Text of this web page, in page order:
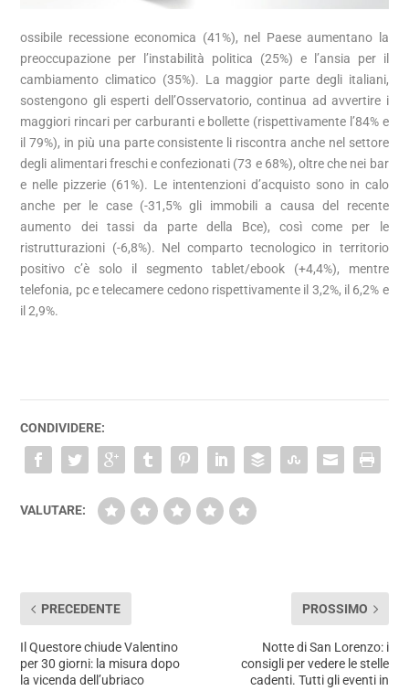
ossibile recessione economica (41%), nel Paese aumentano la
preoccupazione per l’instabilità politica (25%) e l’ansia per il
cambiamento climatico (35%). La maggior parte degli italiani,
sostengono gli esperti dell’Osservatorio, continua ad avvertire i
maggiori rincari per carburanti e bollette (rispettivamente l’84% e
il 79%), in più una parte consistente li riscontra anche nel settore
degli alimentari freschi e confezionati (73 e 68%), oltre che nei bar
e nelle pizzerie (61%). Le intentenzioni d’acquisto sono in calo
anche per le case (-31,5% gli immobili a causa del recente
aumento dei tassi da parte della Bce), così come per le
ristrutturazioni (-6,8%). Nel comparto tecnologico in territorio
positivo c’è solo il segmento tablet/ebook (+4,4%), mentre
telefonia, pc e telecamere cedono rispettivamente il 3,2%, il 6,2% e
il 2,9%.
CONDIVIDERE:
VALUTARE:
PRECEDENTE
Il Questore chiude Valentino
per 30 giorni: la misura dopo
la vicenda dell’ubriaco
PROSSIMO
Notte di San Lorenzo: i
consigli per vedere le stelle
cadenti. Tutti gli eventi in